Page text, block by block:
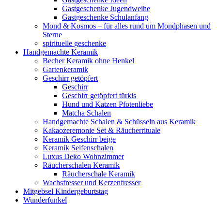
Gastgeschenke Jugendweihe
Gastgeschenke Schulanfang
Mond & Kosmos – für alles rund um Mondphasen und
Sterne
spirituelle geschenke
Handgemachte Keramik
Becher Keramik ohne Henkel
Gartenkeramik
Geschirr getöpfert
Geschirr
Geschirr getöpfert türkis
Hund und Katzen Pfotenliebe
Matcha Schalen
Handgemachte Schalen & Schüsseln aus Keramik
Kakaozeremonie Set & Räucherrituale
Keramik Geschirr beige
Keramik Seifenschalen
Luxus Deko Wohnzimmer
Räucherschalen Keramik
Räucherschale Keramik
Wachsfresser und Kerzenfresser
Mitgebsel Kindergeburtstag
Wunderfunkel